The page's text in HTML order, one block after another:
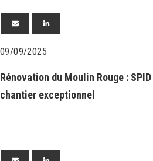
09/09/2025
Rénovation du Moulin Rouge :
chantier exceptionnel